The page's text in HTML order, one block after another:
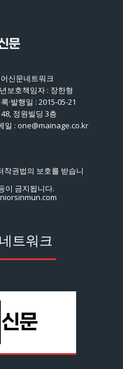
신문네트워크
보호책임자 : 장한형
·발행일 : 2015-05-21
정원빌딩 3층
일 : one@mainage.co.kr
권법의 보호를 받습니
이 금지됩니다.
트워크